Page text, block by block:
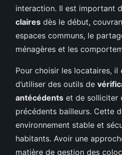
interaction. Il est important
claires dès le début,
espaces communs, le
ménagères et les
Pour choisir les locataires, il
d’utiliser des outils de
antécédents et de solliciter
précédents bailleurs. Cette
environnement stable et
habitants. Avoir une
matière de gestion des